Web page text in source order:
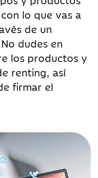
lo que vas a
de un
dudes en
los productos y
renting, así
firmar el